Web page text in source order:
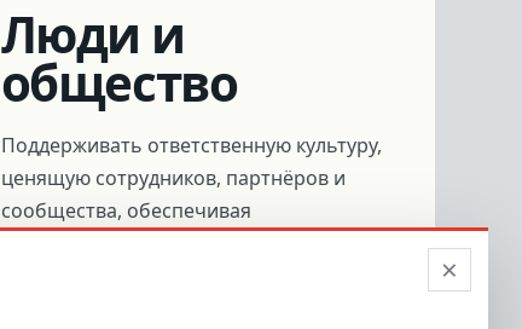
Люди и
общество
Поддерживать ответственную культуру,
ценящую сотрудников, партнёров и
сообщества, обеспечивая
×